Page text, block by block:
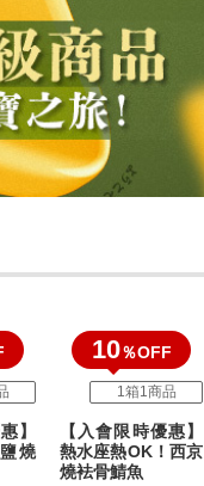
】
燒
10％OFF
1箱1商品
【入會限時優惠】
熱水座熱OK！西京
燒袪骨鯖魚